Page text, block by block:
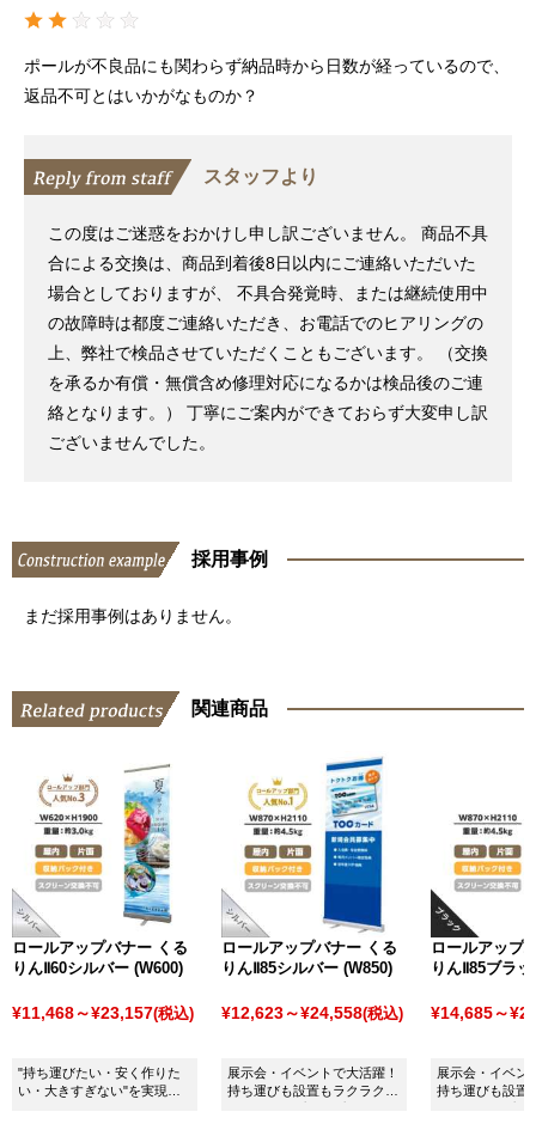
ポールが不良品にも関わらず納品時から日数が経っているので、
返品不可とはいかがなものか？
スタッフより
この度はご迷惑をおかけし申し訳ございません。 商品不具
合による交換は、商品到着後8日以内にご連絡いただいた
場合としておりますが、 不具合発覚時、または継続使用中
の故障時は都度ご連絡いただき、お電話でのヒアリングの
上、弊社で検品させていただくこともございます。 （交換
を承るか有償・無償含め修理対応になるかは検品後のご連
絡となります。） 丁寧にご案内ができておらず大変申し訳
ございませんでした。
採用事例
まだ採用事例はありません。
関連商品
ロールアップバナー くる
りんⅡ60シルバー (W600)
¥11,468～¥23,157(税込)
"持ち運びたい・安く作りた
い・大きすぎない"を実現し
ロールアップバナー くる
りんⅡ85シルバー (W850)
¥12,623～¥24,558(税込)
展示会・イベントで大活躍！
持ち運びも設置もラクラクな
ロールアップ
りんⅡ85ブラ
¥14,685～
展示会・イベン
持ち運びも設置